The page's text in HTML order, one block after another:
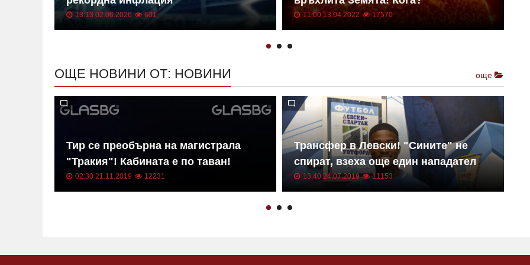
13:13 02.06.2026 601 11:00 13.04.2022 17570
ОЩЕ НОВИНИ ОТ: НОВИНИ още
Тир се преобърна на магистрала
"Тракия"! Кабината е по таван!
02:30 21.11.2019 12231
Трансфер в Левски! "Сините" не
спират, взеха още един нападател
13:40 24.07.2019 11153